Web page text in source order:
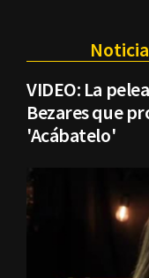
VIDEO: La
Bezares que
'Acábatelo'